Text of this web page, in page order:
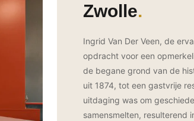
Zwolle
Ingrid Van Der Veen, de
opdracht voor een
de begane grond van de
uit 1874, tot een gastvrije
uitdaging was om
samensmelten, resulterend